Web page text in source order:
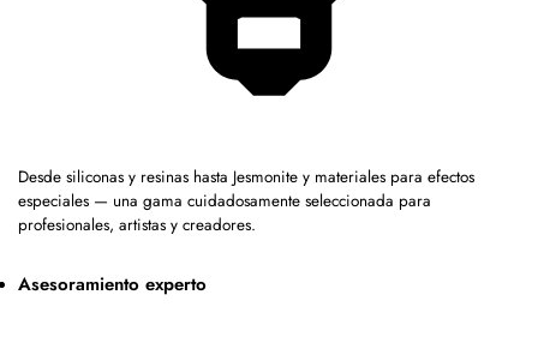
Desde siliconas y resinas hasta Jesmonite y materiales para efectos
especiales — una gama cuidadosamente seleccionada para
profesionales, artistas y creadores.
Asesoramiento experto